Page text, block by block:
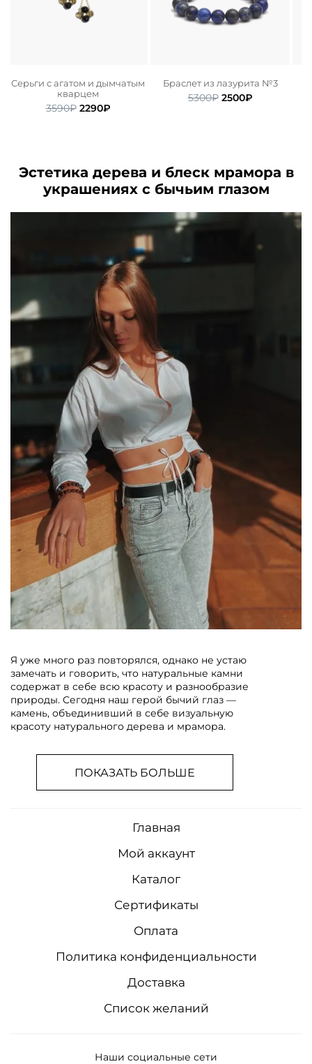
Серьги с агатом и дымчатым
кварцем
3590₽ Первоначальная
2290₽Текущая
Браслет из лазурита №3
5300₽ Первоначальная
2500₽Текущая
Эстетика дерева и блеск мрамора в
украшениях с бычьим глазом
Я уже много раз повторялся, однако не устаю
замечать и говорить, что натуральные камни
содержат в себе всю красоту и разнообразие
природы. Сегодня наш герой бычий глаз —
камень, объединивший в себе визуальную
красоту натурального дерева и мрамора.
ПОКАЗАТЬ БОЛЬШЕ
Главная
Мой аккаунт
Каталог
Сертификаты
Оплата
Политика конфиденциальности
Доставка
Список желаний
Наши социальные сети